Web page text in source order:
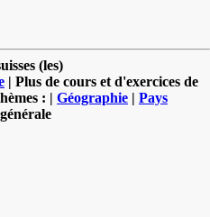
(les)
| Plus de cours et d'exercices de
: | Géographie | Pays